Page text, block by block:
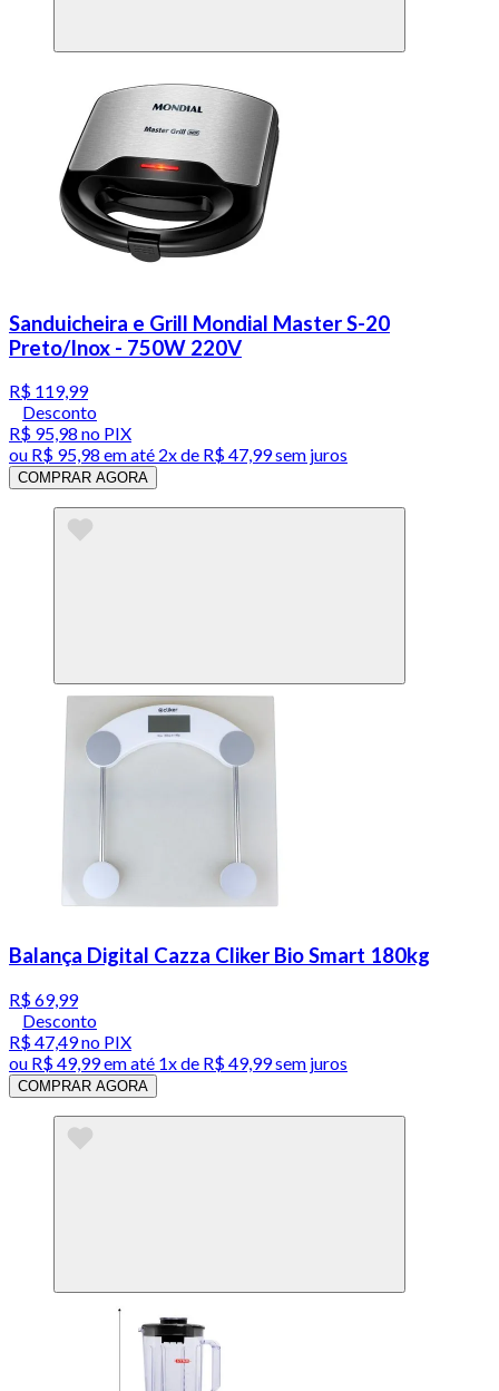
Sanduicheira e Grill Mondial Master S-20
Preto/Inox - 750W 220V
R$ 119,99
Desconto
R$ 95,98 no PIX
ou R$ 95,98 em até 2x de R$ 47,99 sem juros
COMPRAR AGORA
Balança Digital Cazza Cliker Bio Smart 180kg
R$ 69,99
Desconto
R$ 47,49no PIX
ou R$ 49,99em até 1x de R$ 49,99sem juros
COMPRAR AGORA